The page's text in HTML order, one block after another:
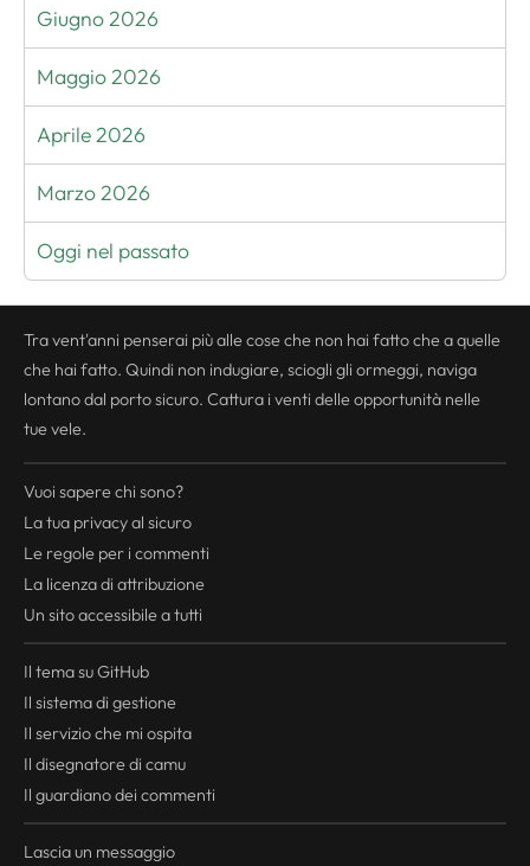
Giugno 2026
Maggio 2026
Aprile 2026
Marzo 2026
Oggi nel passato
Tra vent'anni penserai più alle cose che non hai fatto che a quelle
che hai fatto. Quindi non indugiare, sciogli gli ormeggi, naviga
lontano dal porto sicuro. Cattura i venti delle opportunità nelle
tue vele.
Vuoi sapere chi sono?
La tua privacyal sicuro
Le regole per i commenti
La licenza di attribuzione
Un sito accessibile a tutti
Il tema su GitHub
Il sistema di gestione
Il servizio che mi ospita
Il disegnatore di camu
Il guardiano dei commenti
Lascia un messaggio